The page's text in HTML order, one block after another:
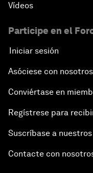
Vídeos
Participe en el
Iniciar sesión
Asóciese con nosotros
Conviértase en
Regístrese para
Suscríbase a
Contacte con